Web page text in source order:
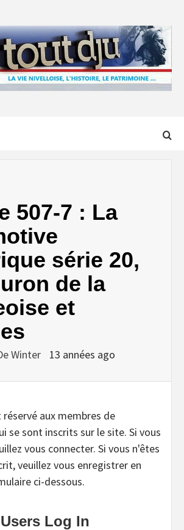
507-7 : La
série 20,
de la
et
Winter 13 années ago
réservé aux membres de
se sont inscrits sur le site. Si vous
vous connecter. Si vous n'êtes
veuillez vous enregistrer en
ci-dessous.
Log In